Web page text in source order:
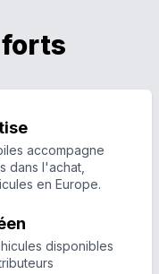
accompagne
dans l'achat,
en Europe.
disponibles